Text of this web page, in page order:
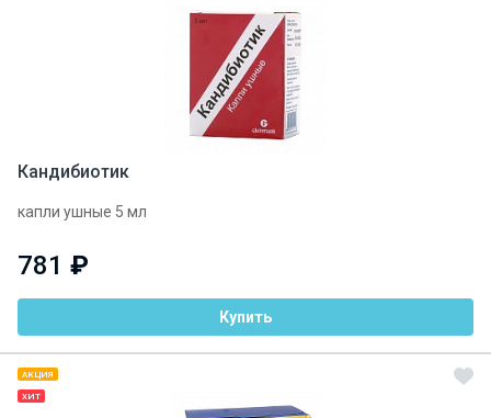
Кандибиотик
капли ушные 5 мл
781 ₽
Купить
АКЦИЯ
ХИТ